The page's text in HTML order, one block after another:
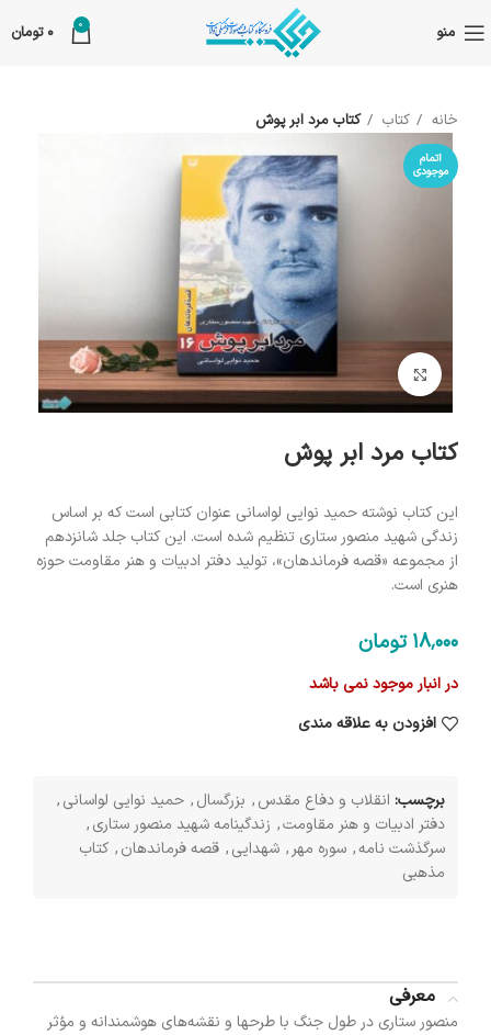
منو 0
0 تومان
خانه کتاب کتاب مرد ابر پوش
اتمام
موجودی
بزرگنمایی تصویر
کتاب مرد ابر پوش
این کتاب نوشته حمید نوایی لواسانی عنوان کتابی است که بر اساس
زندگی شهید منصور ستاری تنظیم شده است. این کتاب جلد شانزدهم
از مجموعه «قصه فرماندهان»، تولید دفتر ادبیات و هنر مقاومت حوزه
هنری است.
18٬000 تومان
در انبار موجود نمی باشد
افزودن به علاقه مندی
برچسب: انقلاب و دفاع مقدس, بزرگسال, حمید نوایی لواسانی,
دفتر ادبیات و هنر مقاومت, زندگینامه شهید منصور ستاری,
سرگذشت نامه, سوره مهر , شهدایی, قصه فرماندهان, کتاب
مذهبی
معرفی
منصور ستاری در طول جنگ با طرحها و نقشه‌های هوشمندانه و مؤثر